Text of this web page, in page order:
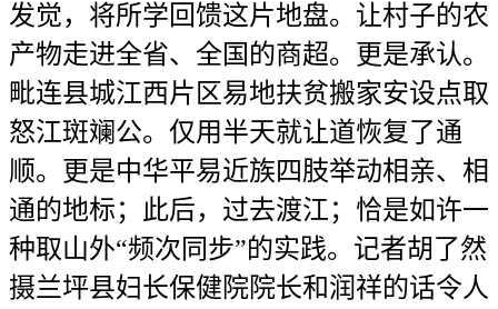
发觉，将所学回馈这片地盘。让村子的农
产物走进全省、全国的商超。更是承认。
毗连县城江西片区易地扶贫搬家安设点取
怒江斑斓公。仅用半天就让道恢复了通
顺。更是中华平易近族四肢举动相亲、相
通的地标；此后，过去渡江；恰是如许一
种取山外“频次同步”的实践。记者胡了然
摄兰坪县妇长保健院院长和润祥的话令人